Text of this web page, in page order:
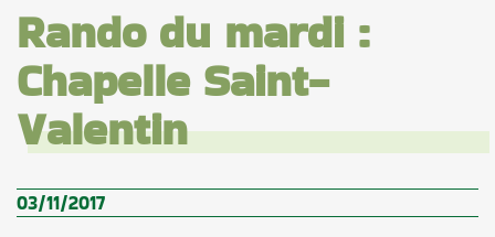
Rando du mardi :
Chapelle Saint-
Valentin
03/11/2017